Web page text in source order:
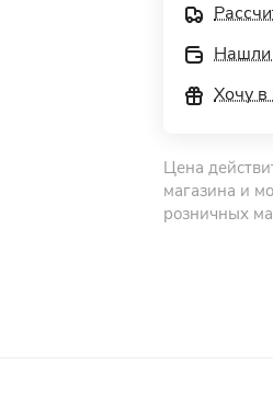
Нашли
Хочу в
Цена
магазина и
розничных